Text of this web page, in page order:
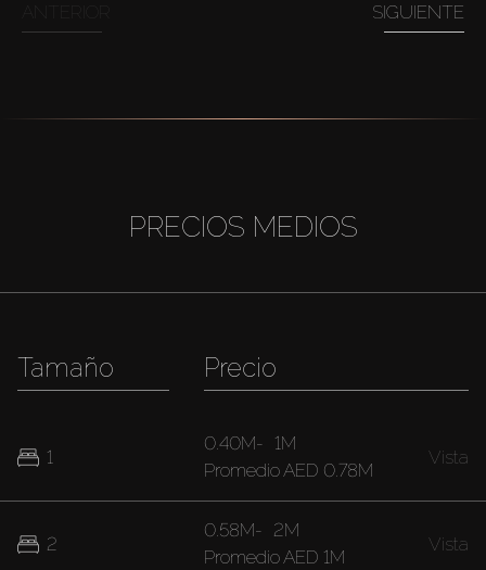
SIGUIENTE
PRECIOS MEDIOS
Tamaño
1
2
Precio
0.40M- 1M
PromedioAED 0.78M
Vista
0.58M- 2M
PromedioAED 1M
Vista